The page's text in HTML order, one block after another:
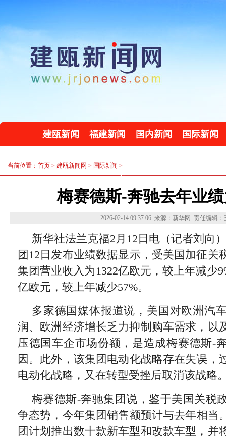
建瓯新闻 福建新闻 国内新闻 国际新闻
当前位置：首页 > 建瓯新闻网 > 国际新闻 >
梅赛德斯-奔驰去年业
2026-02-14 09:37:06 来源：新华网 责任编辑：
新华社法兰克福2月12日电（记者刘向
团12日发布业绩数据显示，受美国加征关
集团营业收入为1322亿欧元，较上年减少
亿欧元，较上年减少57%。
多家德国媒体报道说，美国对欧洲汽
润、欧洲经济增长乏力抑制购车需求，以
压德国车企市场份额，是造成梅赛德斯-
因。此外，该集团电动化战略存在失误，
电动化战略，又在转型受挫后取消该战略
梅赛德斯-奔驰集团说，鉴于美国关税
争态势，今年集团销售额预计与去年相当
团计划推出数十款新车型和改款车型，并